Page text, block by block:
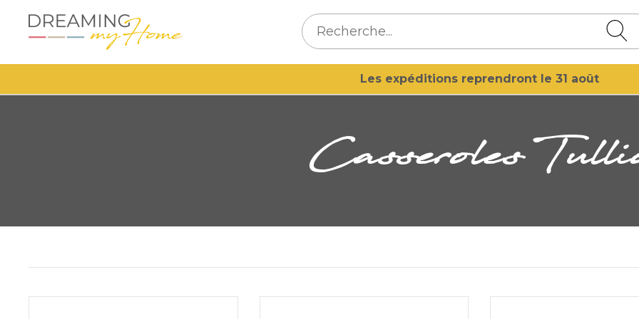
Les expéditions reprendront le 31 août
Casseroles